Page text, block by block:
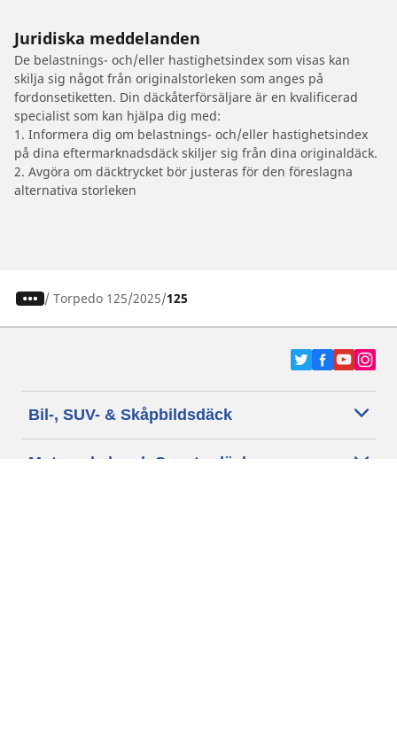
Juridiska meddelanden
De belastnings- och/eller hastighetsindex som visas kan
skilja sig något från originalstorleken som anges på
fordonsetiketten. Din däckåterförsäljare är en kvalificerad
specialist som kan hjälpa dig med:
1. Informera dig om belastnings- och/eller hastighetsindex
på dina eftermarknadsdäck skiljer sig från dina originaldäck.
2. Avgöra om däcktrycket bör justeras för den föreslagna
alternativa storleken
/ Torpedo 125 2025 125
Bil-, SUV- & Skåpbildsdäck
Motorcykel- och Scooterdäck